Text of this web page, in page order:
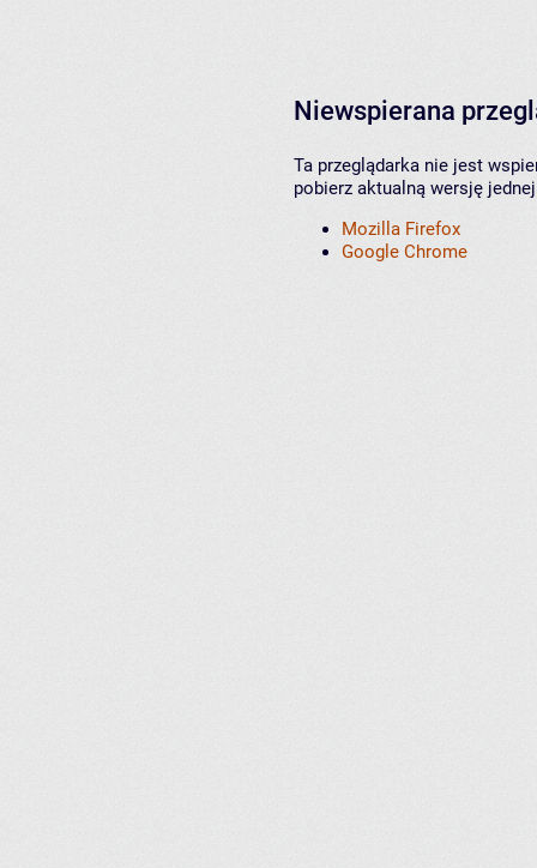
Niewspierana
Ta przeglądarka nie jest
pobierz aktualną wersję
Mozilla Firefox
Google Chrome